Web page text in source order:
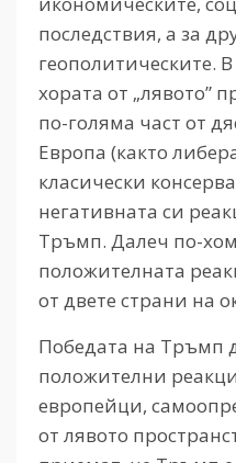
последствия, а за
геополитическите.
хората от „лявото”
по-голяма част от
Европа (както
класически
негативната си
Тръмп. Далеч по-
положителната
от двете страни на
Победата на Тръмп
положителни
европейци,
от лявото